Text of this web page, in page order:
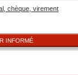
chèque, virement
INFORMÉ